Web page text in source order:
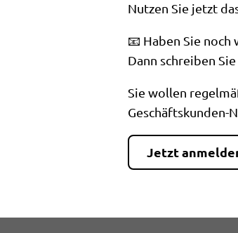
Nutzen Sie jetzt
📧 Haben Sie
Dann schreiben
Sie wollen
Geschäftskunden-
Jetzt